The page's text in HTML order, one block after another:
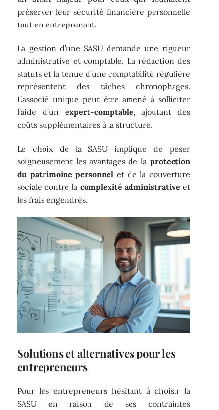
préserver leur sécurité financière personnelle
tout en entreprenant.
La gestion d’une SASU demande une rigueur
administrative et comptable. La rédaction des
statuts et la tenue d’une comptabilité régulière
représentent des tâches chronophages.
L’associé unique peut être amené à solliciter
l’aide d’un expert-comptable, ajoutant des
coûts supplémentaires à la structure.
Le choix de la SASU implique de peser
soigneusement les avantages de la protection
du patrimoine personnel et de la couverture
sociale contre la complexité administrative et
les frais engendrés.
Solutions et alternatives pour les
entrepreneurs
Pour les entrepreneurs hésitant à choisir la
SASU en raison de ses contraintes